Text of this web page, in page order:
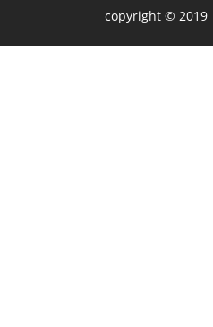
copyright © 2019